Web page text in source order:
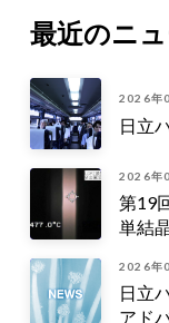
最近のニ
2026年
日立
2026年
第19
単結
2026年
日立
アド